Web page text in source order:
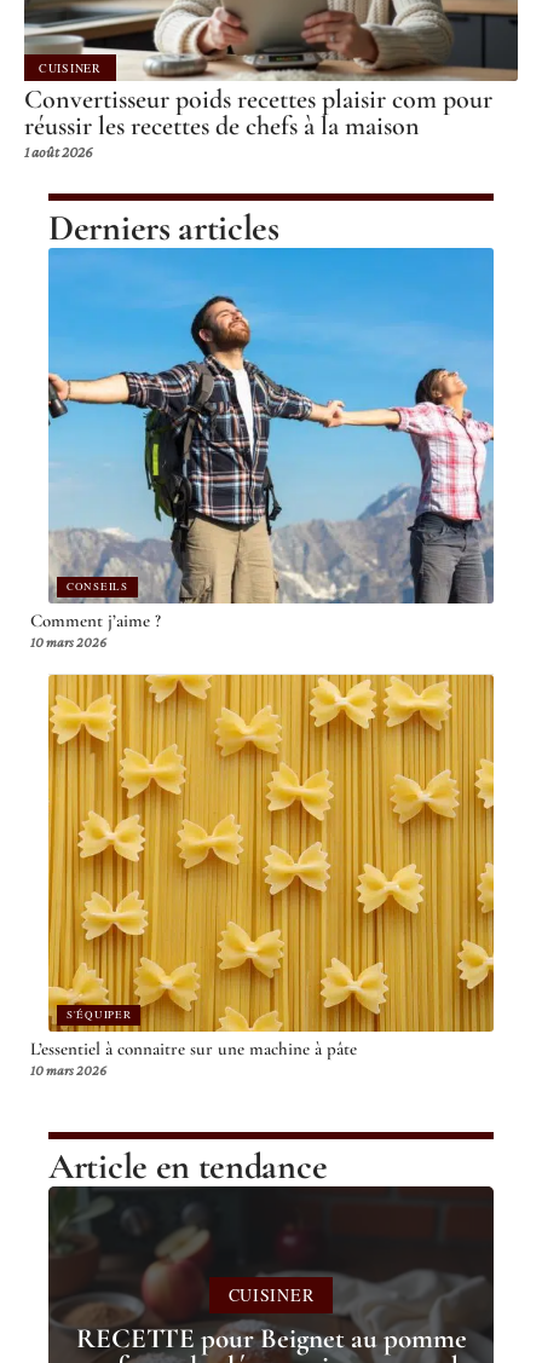
CUISINER
Convertisseur poids recettes plaisir com pour
réussir les recettes de chefs à la maison
1 août 2026
Derniers articles
CONSEILS
Comment j’aime ?
10 mars 2026
S'ÉQUIPER
L’essentiel à connaitre sur une machine à pâte
10 mars 2026
Article en tendance
CUISINER
RECETTE pour Beignet au pomme